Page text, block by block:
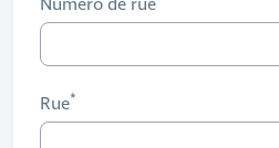
Numéro de rue
Rue